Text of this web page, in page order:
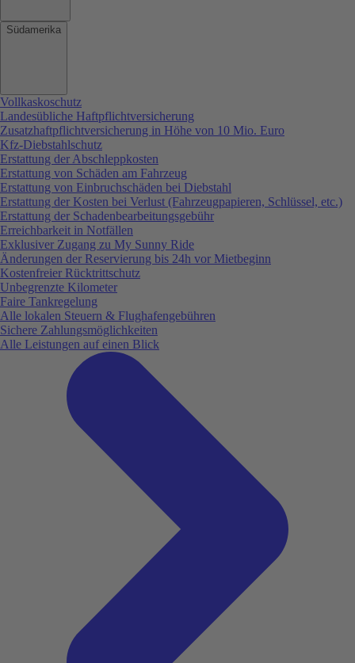
Südamerika
Vollkaskoschutz
Landesübliche Haftpflichtversicherung
Zusatzhaftpflichtversicherung in Höhe von 10 Mio. Euro
Kfz-Diebstahlschutz
Erstattung der Abschleppkosten
Erstattung von Schäden am Fahrzeug
Erstattung von Einbruchschäden bei Diebstahl
Erstattung der Kosten bei Verlust (Fahrzeugpapieren, Schlüssel, etc.)
Erstattung der Schadenbearbeitungsgebühr
Erreichbarkeit in Notfällen
Exklusiver Zugang zu My Sunny Ride
Änderungen der Reservierung bis 24h vor Mietbeginn
Kostenfreier Rücktrittschutz
Unbegrenzte Kilometer
Faire Tankregelung
Alle lokalen Steuern & Flughafengebühren
Sichere Zahlungsmöglichkeiten
Alle Leistungen auf einen Blick